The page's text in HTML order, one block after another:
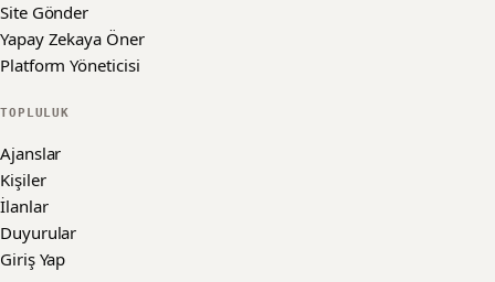
Site Gönder
Yapay Zekaya Öner
Platform Yöneticisi
TOPLULUK
Ajanslar
Kişiler
İlanlar
Duyurular
Giriş Yap